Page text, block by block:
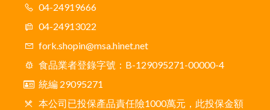
04-24919666
04-24913022
fork.shopin@msa.hinet.net
食品業者登錄字號：B-129095271-00000-4
統編 29095271
本公司已投保產品責任險1000萬元，此投保金額